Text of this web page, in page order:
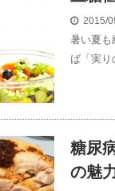
2015/
暑い夏も
ば「実
糖尿
の魅